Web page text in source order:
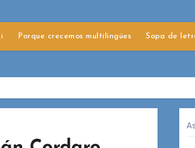
Porque crecemos multilingües Sopa de